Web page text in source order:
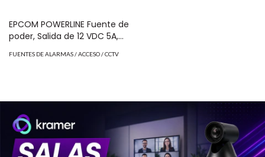
EPCOM POWERLINE Fuente de
poder, Salida de 12 VDC 5A,
incluye cable de
FUENTES DE ALARMAS / ACCESO / CCTV